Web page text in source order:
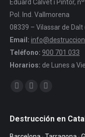
Eduard Calvet i Pintor,
Pol. Ind. Vallmorena
08339 – Vilassar de
Email:
Teléfono: 900 701 033
Horarios: de Lunes a
Encuéntranos en:
Destrucción en